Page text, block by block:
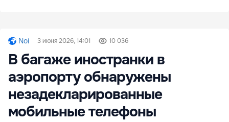
Noi 3 июня 2026, 14:01 10 036
В багаже ​​иностранки в
аэропорту обнаружены
незадекларированные
мобильные телефоны